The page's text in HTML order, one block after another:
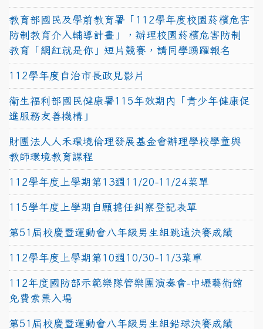
教育部國民及學前教育署「112學年度校園菸檳危害
防制教育介入輔導計畫」，辦理校園菸檳危害防制
教育「網紅就是你」短片競賽，請同學踴躍報名
112學年度自治市長政見影片
衛生福利部國民健康署115年效期內「青少年健康促
進服務友善機構」
財團法人人禾環境倫理發展基金會辦理學校學童與
教師環境教育課程
112學年度上學期第13週11/20-11/24菜單
115學年度上學期自願擔任糾察登記表單
第51屆校慶暨運動會八年級男生組跳遠決賽成績
112學年度上學期第10週10/30-11/3菜單
112年度國防部示範樂隊管樂團演奏會-中壢藝術館
免費索票入場
第51屆校慶暨運動會八年級男生組鉛球決賽成績